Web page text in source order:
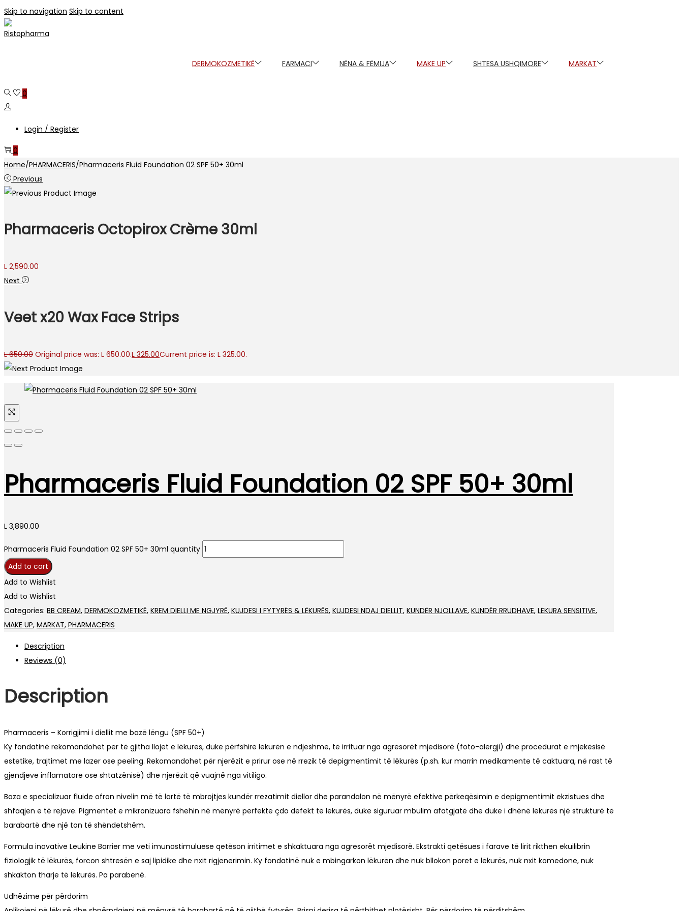
Skip to navigation Skip to content
DERMOKOZMETIKË FARMACI NËNA & FËMIJA MAKE UP SHTESA USHQIMORE MARKAT
0
Login / Register
0
Home/PHARMACERIS/Pharmaceris Fluid Foundation 02 SPF 50+ 30ml
Previous
Pharmaceris Octopirox Crème 30ml
L 2,590.00
Next
Veet x20 Wax Face Strips
L650.00 Original price was: L 650.00.L 325.00Current price is: L 325.00.
Pharmaceris Fluid Foundation 02 SPF 50+ 30ml
L 3,890.00
Pharmaceris Fluid Foundation 02 SPF 50+ 30ml quantity
Add to cart
Add to Wishlist
Add to Wishlist
Categories: BB CREAM, DERMOKOZMETIKË, KREM DIELLI ME NGJYRË, KUJDESI I FYTYRËS & LËKURËS, KUJDESI NDAJ DIELLIT, KUNDËR NJOLLAVE, KUNDËR RRUDHAVE, LËKURA SENSITIVE,
MAKE UP, MARKAT, PHARMACERIS
Description
Reviews (0)
Description
Pharmaceris – Korrigjimi i diellit me bazë lëngu (SPF 50+)
Ky fondatinë rekomandohet për të gjitha llojet e lëkurës, duke përfshirë lëkurën e ndjeshme, të irrituar nga agresorët mjedisorë (foto-alergji) dhe procedurat e mjekësisë
estetike, trajtimet me lazer ose peeling. Rekomandohet për njerëzit e prirur ose në rrezik të depigmentimit të lëkurës (p.sh. kur marrin medikamente të caktuara, në rast të
gjendjeve inflamatore ose shtatzënisë) dhe njerëzit që vuajnë nga vitiligo.
Baza e specializuar fluide ofron nivelin më të lartë të mbrojtjes kundër rrezatimit diellor dhe parandalon në mënyrë efektive përkeqësimin e depigmentimit ekzistues dhe
shfaqjen e të rejave. Pigmentet e mikronizuara fshehin në mënyrë perfekte çdo defekt të lëkurës, duke siguruar mbulim afatgjatë dhe duke i dhënë lëkurës një strukturë të
barabartë dhe një ton të shëndetshëm.
Formula inovative Leukine Barrier me veti imunostimuluese qetëson irritimet e shkaktuara nga agresorët mjedisorë. Ekstrakti qetësues i farave të lirit rikthen ekuilibrin
fiziologjik të lëkurës, forcon shtresën e saj lipidike dhe nxit rigjenerimin. Ky fondatinë nuk e mbingarkon lëkurën dhe nuk bllokon poret e lëkurës, nuk nxit komedone, nuk
shkakton tharje të lëkurës. Pa parabenë.
Udhëzime për përdorim